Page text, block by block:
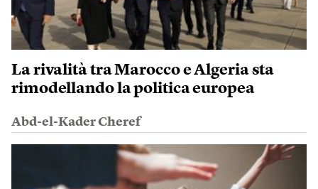
La rivalità tra Marocco e Algeria sta
rimodellando la politica europea
Abd-el-Kader Cheref